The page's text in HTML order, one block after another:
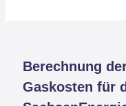
Berechnung
Gaskosten für